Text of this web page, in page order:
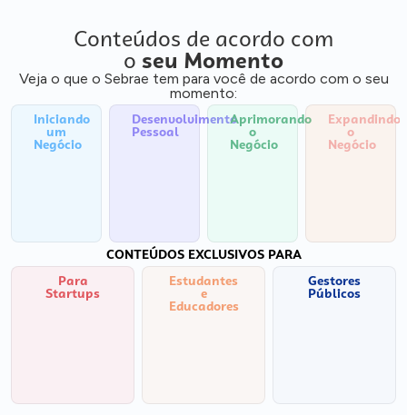
Conteúdos de acordo com
o seu Momento
Veja o que o Sebrae tem para você de acordo com o seu
momento:
Iniciando
um
Negócio
Desenvolvimento
Pessoal
Aprimorando
o
Negócio
Expandindo
o
Negócio
CONTEÚDOS EXCLUSIVOS PARA
Para
Startups
Estudantes
e
Educadores
Gestores
Públicos